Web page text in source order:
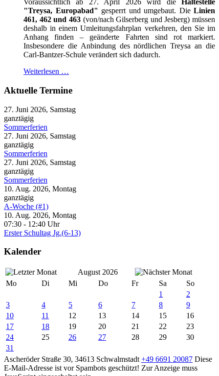
Voraussichtlich ab 27. April 2026 wird die Haltestelle
"Treysa, Europabad" gesperrt und umgebaut. DieLinien
461, 462 und 463(von/nach Gilserberg und Jesberg) müssen
deshalb in einem Umleitungsfahrplan verkehren, den Sie im
Anhang finden – geänderte Fahrten sind rot markiert.
Insbesondere die Anbindung des nördlichen Treysa an die
Carl-Bantzer-Schule verändert sich dadurch.
Weiterlesen …
Aktuelle Termine
27. Juni 2026, Samstag
ganztägig
Sommerferien
27. Juni 2026, Samstag
ganztägig
Sommerferien
27. Juni 2026, Samstag
ganztägig
Sommerferien
10. Aug. 2026, Montag
ganztägig
A-Woche (#1)
10. Aug. 2026, Montag
07:30 - 12:40 Uhr
Erster Schultag Jg.(6-13)
Kalender
August 2026
Mo
Di Mi Do Fr Sa
So
1
2
3
4 5 6 7 8
9
10
11 12 13 14 15
16
17
18 19 20 21 22
23
24
25 26 27 28 29
30
31
Ascheröder Straße 30, 34613 Schwalmstadt +49 6691 20087 Diese
E-Mail-Adresse ist vor Spambots geschützt! Zur Anzeige muss